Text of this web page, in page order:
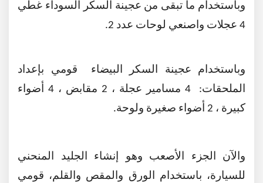
وباستخدام ما تبقى من عجينة السكر السوداء غطي
4 عجلات واصنعي لوحات عدد 2.
وباستخدام عجينة السكر البيضاء قومي بإعداد
الملحقات: 4 مسامير عجلة ، 2 مقابض ، 4 أضواء
كبيرة ، 2 أضواء صغيرة ولوحة.
والآن الجزء الأصعب وهو إنشاء الجليد المنحني
للسيارة، باستخدام الورق والمقص والقلم، قومي